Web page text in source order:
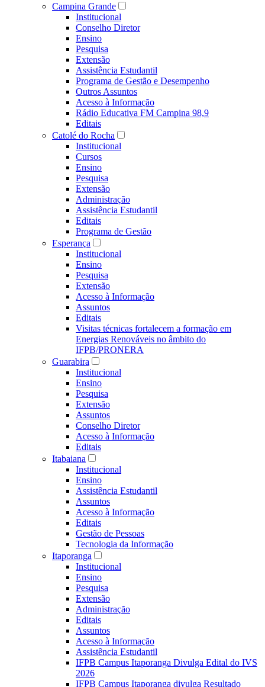
Campina Grande
Institucional
Conselho Diretor
Ensino
Pesquisa
Extensão
Assistência Estudantil
Programa de Gestão e Desempenho
Outros Assuntos
Acesso à Informação
Rádio Educativa FM Campina 98,9
Editais
Catolé do Rocha
Institucional
Cursos
Ensino
Pesquisa
Extensão
Administração
Assistência Estudantil
Editais
Programa de Gestão
Esperança
Institucional
Ensino
Pesquisa
Extensão
Acesso à Informação
Assuntos
Editais
Visitas técnicas fortalecem a formação em
Energias Renováveis no âmbito do
IFPB/PRONERA
Guarabira
Institucional
Ensino
Pesquisa
Extensão
Assuntos
Conselho Diretor
Acesso à Informação
Editais
Itabaiana
Institucional
Ensino
Assistência Estudantil
Assuntos
Acesso à Informação
Editais
Gestão de Pessoas
Tecnologia da Informação
Itaporanga
Institucional
Ensino
Pesquisa
Extensão
Administração
Editais
Assuntos
Acesso à Informação
Assistência Estudantil
IFPB Campus Itaporanga Divulga Edital do IVS
2026
IFPB Campus Itaporanga divulga Resultado